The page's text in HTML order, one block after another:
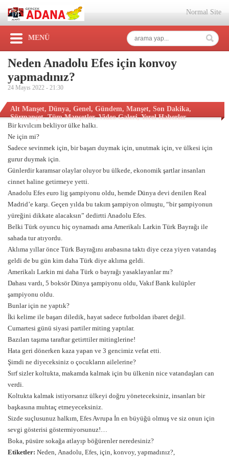
Normal Site
MENÜ
Neden Anadolu Efes için konvoy
yapmadınız?
24 Mayıs 2022 - 21:30
Alt Manşet, Dünya, Genel, Gündem, Manşet, Son Dakika,
Sürmanşet,Tüm Manşetler,Video Galeri,Yerel Haberler
Bir kıvılcım bekliyor ülke halkı.
Ne için mi?
Sadece sevinmek için, bir başarı duymak için, unutmak için, ve ülkesi için
gurur duymak için.
Günlerdir karamsar olaylar oluyor bu ülkede, ekonomik şartlar insanları
cinnet haline getirmeye yetti.
Anadolu Efes euro lig şampiyonu oldu, hemde Dünya devi denilen Real
Madrid’e karşı. Geçen yılda bu takım şampiyon olmuştu, “bir şampiyonun
yüreğini dikkate alacaksın” dedirtti Anadolu Efes.
Belki Türk oyuncu hiç oynamadı ama Amerikalı Larkin Türk Bayrağı ile
sahada tur atıyordu.
Aklıma yıllar önce Türk Bayrağını arabasına taktı diye ceza yiyen vatandaş
geldi de bu gün kim daha Türk diye aklıma geldi.
Amerikalı Larkin mi daha Türk o bayrağı yasaklayanlar mı?
Dahası vardı, 5 boksör Dünya şampiyonu oldu, Vakıf Bank kulüpler
şampiyonu oldu.
Bunlar için ne yaptık?
İki kelime ile başarı diledik, hayat sadece futboldan ibaret değil.
Cumartesi günü siyasi partiler miting yaptılar.
Bazıları taşıma taraftar getirttiler mitinglerine!
Hata geri dönerken kaza yapan ve 3 gencimiz vefat etti.
Şimdi ne diyeceksiniz o çocukların ailelerine?
Sırf sizler koltukta, makamda kalmak için bu ülkenin nice vatandaşları can
verdi.
Koltukta kalmak istiyorsanız ülkeyi doğru yöneteceksiniz, insanları bir
başkasına muhtaç etmeyeceksiniz.
Sizde suçlusunuz halkım, Efes Avrupa İn en büyüğü olmuş ve siz onun için
sevgi gösterisi göstermiyorsunuz!…
Boka, püsüre sokağa atlayıp böğürenler neredesiniz?
Etiketler: Neden, Anadolu, Efes, için, konvoy, yapmadınız?,